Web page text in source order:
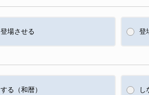
登場させる 登
する（和暦） し